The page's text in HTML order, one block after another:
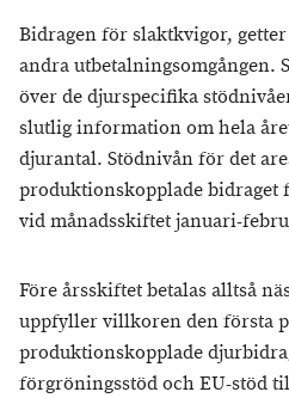
Bidragen för slaktkvigor,
andra utbetalningsomgången.
över de djurspecifika
slutlig information om hela
djurantal. Stödnivån för det
produktionskopplade bidraget
vid månadsskiftet januari-
Före årsskiftet betalas alltså
uppfyller villkoren den första
produktionskopplade
förgröningsstöd och EU-stöd